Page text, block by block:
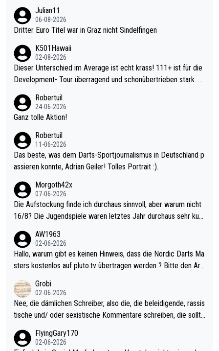
Julian11
06-08-2026
Dritter Euro Titel war in Graz nicht Sindelfingen
K501Hawaii
02-08-2026
Dieser Unterschied im Average ist echt krass! 111+ ist für die
Development- Tour überragend und schonübertrieben stark. U
mal 40+ erst recht. Da gewinnst keinen Blumentopf - ist ja noc
h krasser wie ein Pokalspiel eines Kreisligisten vs einem Bund
Robertuil
24-06-2026
Ganz tolle Aktion!
Robertuil
11-06-2026
Das beste, was dem Darts-Sportjournalismus in Deutschland p
assieren konnte, Adrian Geiler! Tolles Portrait :).
Morgoth42x
07-06-2026
Die Aufstockung finde ich durchaus sinnvoll, aber warum nicht
16/8? Die Jugendspiele waren letztes Jahr durchaus sehr kurz
Allerdings ist Mitchell Lawrie als Nummer 1 der Welt eh qualifi
ziert. Somit ändert die automatische Qualifikation des Weltmei
sters erstmal nichts. Ich denke sie wollen damit für nächstes J
ohl wenig WDF Turniere spielen. Dies war bei Archie Self letzt
es Jahr der Fall. Er musste als amtierender Weltmeister durch
den Qualifier und ich glaube kaum, dass Mitchel sich das (in Ve
gas) antun würde, wenn er doch eigentlich die PDC-WM als Zi
el hat.
AW1963
02-06-2026
Hallo, warum gibt es keinen Hinweis, dass die Nordic Darts Ma
sters kostenlos auf pluto.tv übertragen werden ? Bitte den Arti
Grobi
02-06-2026
Nee, die dämlichen Schreiber, also die, die beleidigende, rassis
tische und/ oder sexistische Kommentare schreiben, die sollte
s Leben in den Griff kriegen. Nur eins wundert mich: Luke Little
FlyingGary170
02-06-2026